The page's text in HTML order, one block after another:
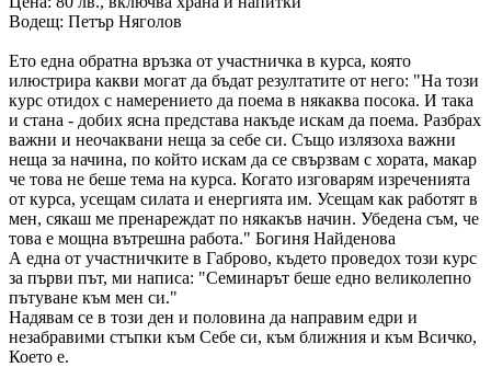
Водещ: Петър Няголов
Ето една обратна връзка от участничка в курса, която
илюстрира какви могат да бъдат резултатите от него: "На този
курс отидох с намерението да поема в някаква посока. И така
и стана - добих ясна представа накъде искам да поема. Разбрах
важни и неочаквани неща за себе си. Също излязоха важни
неща за начина, по който искам да се свързвам с хората, макар
че това не беше тема на курса. Когато изговарям изреченията
от курса, усещам силата и енергията им. Усещам как работят в
мен, сякаш ме пренареждат по някакъв начин. Убедена съм, че
това е мощна вътрешна работа." Богиня Найденова
А една от участничките в Габрово, където проведох този курс
за първи път, ми написа: "Семинарът беше едно великолепно
пътуване към мен си."
Надявам се в този ден и половина да направим едри и
незабравими стъпки към Себе си, към ближния и към Всичко,
Което е.